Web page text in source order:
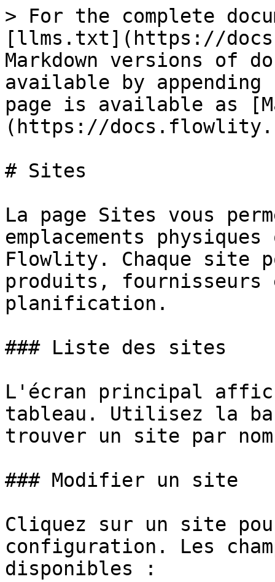
> For the complete
[llms.txt](https://
Markdown versions of
available by
page is available as
(https://
# Sites
La page Sites vous
emplacements
Flowlity. Chaque site
produits, fournisseurs
planification.
### Liste des sites
L'écran principal
tableau. Utilisez la
trouver un site par
### Modifier un site
Cliquez sur un site
configuration. Les
disponibles :